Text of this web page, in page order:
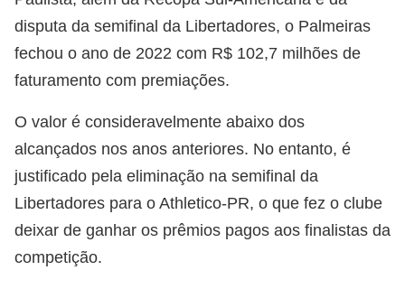
disputa da semifinal da Libertadores, o Palmeiras
fechou o ano de 2022 com R$ 102,7 milhões de
faturamento com premiações.
O valor é consideravelmente abaixo dos
alcançados nos anos anteriores. No entanto, é
justificado pela eliminação na semifinal da
Libertadores para o Athletico-PR, o que fez o clube
deixar de ganhar os prêmios pagos aos finalistas da
competição.